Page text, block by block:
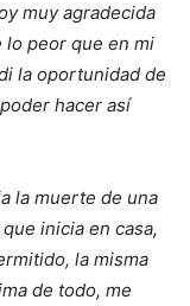
muy agradecida
lo peor que en mi
la oportunidad de
hacer así
la muerte de una
inicia en casa,
la misma
de todo, me